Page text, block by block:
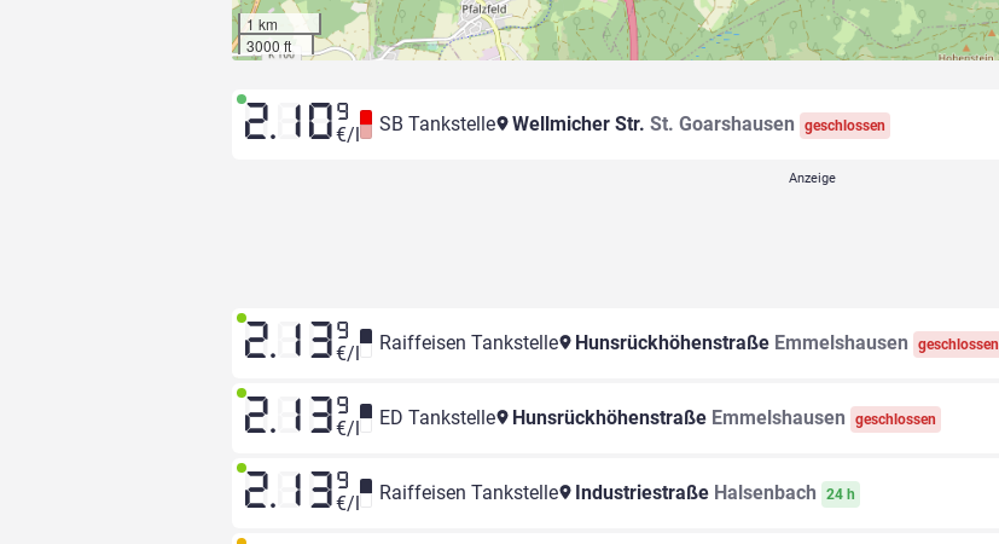
1 km
3000 ft
2.10 9
€/l SB Tankstelle Wellmicher Str. St. Goarshausen geschlossen
2.13 9
€/l Raiffeisen Tankstelle Hunsrückhöhenstraße Emmelshausen geschlossen
2.13 9
€/l ED Tankstelle Hunsrückhöhenstraße Emmelshausen geschlossen
2.13 9
€/l Raiffeisen Tankstelle Industriestraße Halsenbach 24 h